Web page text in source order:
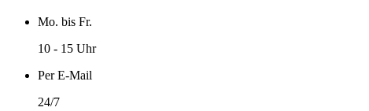
Mo. bis Fr.
10 - 15 Uhr
Per E-Mail
24/7